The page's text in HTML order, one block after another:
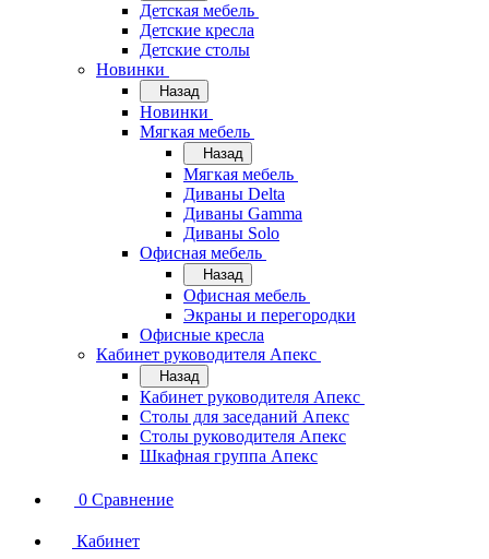
Детская мебель
Детские кресла
Детские столы
Новинки
Назад
Новинки
Мягкая мебель
Назад
Мягкая мебель
Диваны Delta
Диваны Gamma
Диваны Solo
Офисная мебель
Назад
Офисная мебель
Экраны и перегородки
Офисные кресла
Кабинет руководителя Апекс
Назад
Кабинет руководителя Апекс
Столы для заседаний Апекс
Столы руководителя Апекс
Шкафная группа Апекс
0 Сравнение
Кабинет